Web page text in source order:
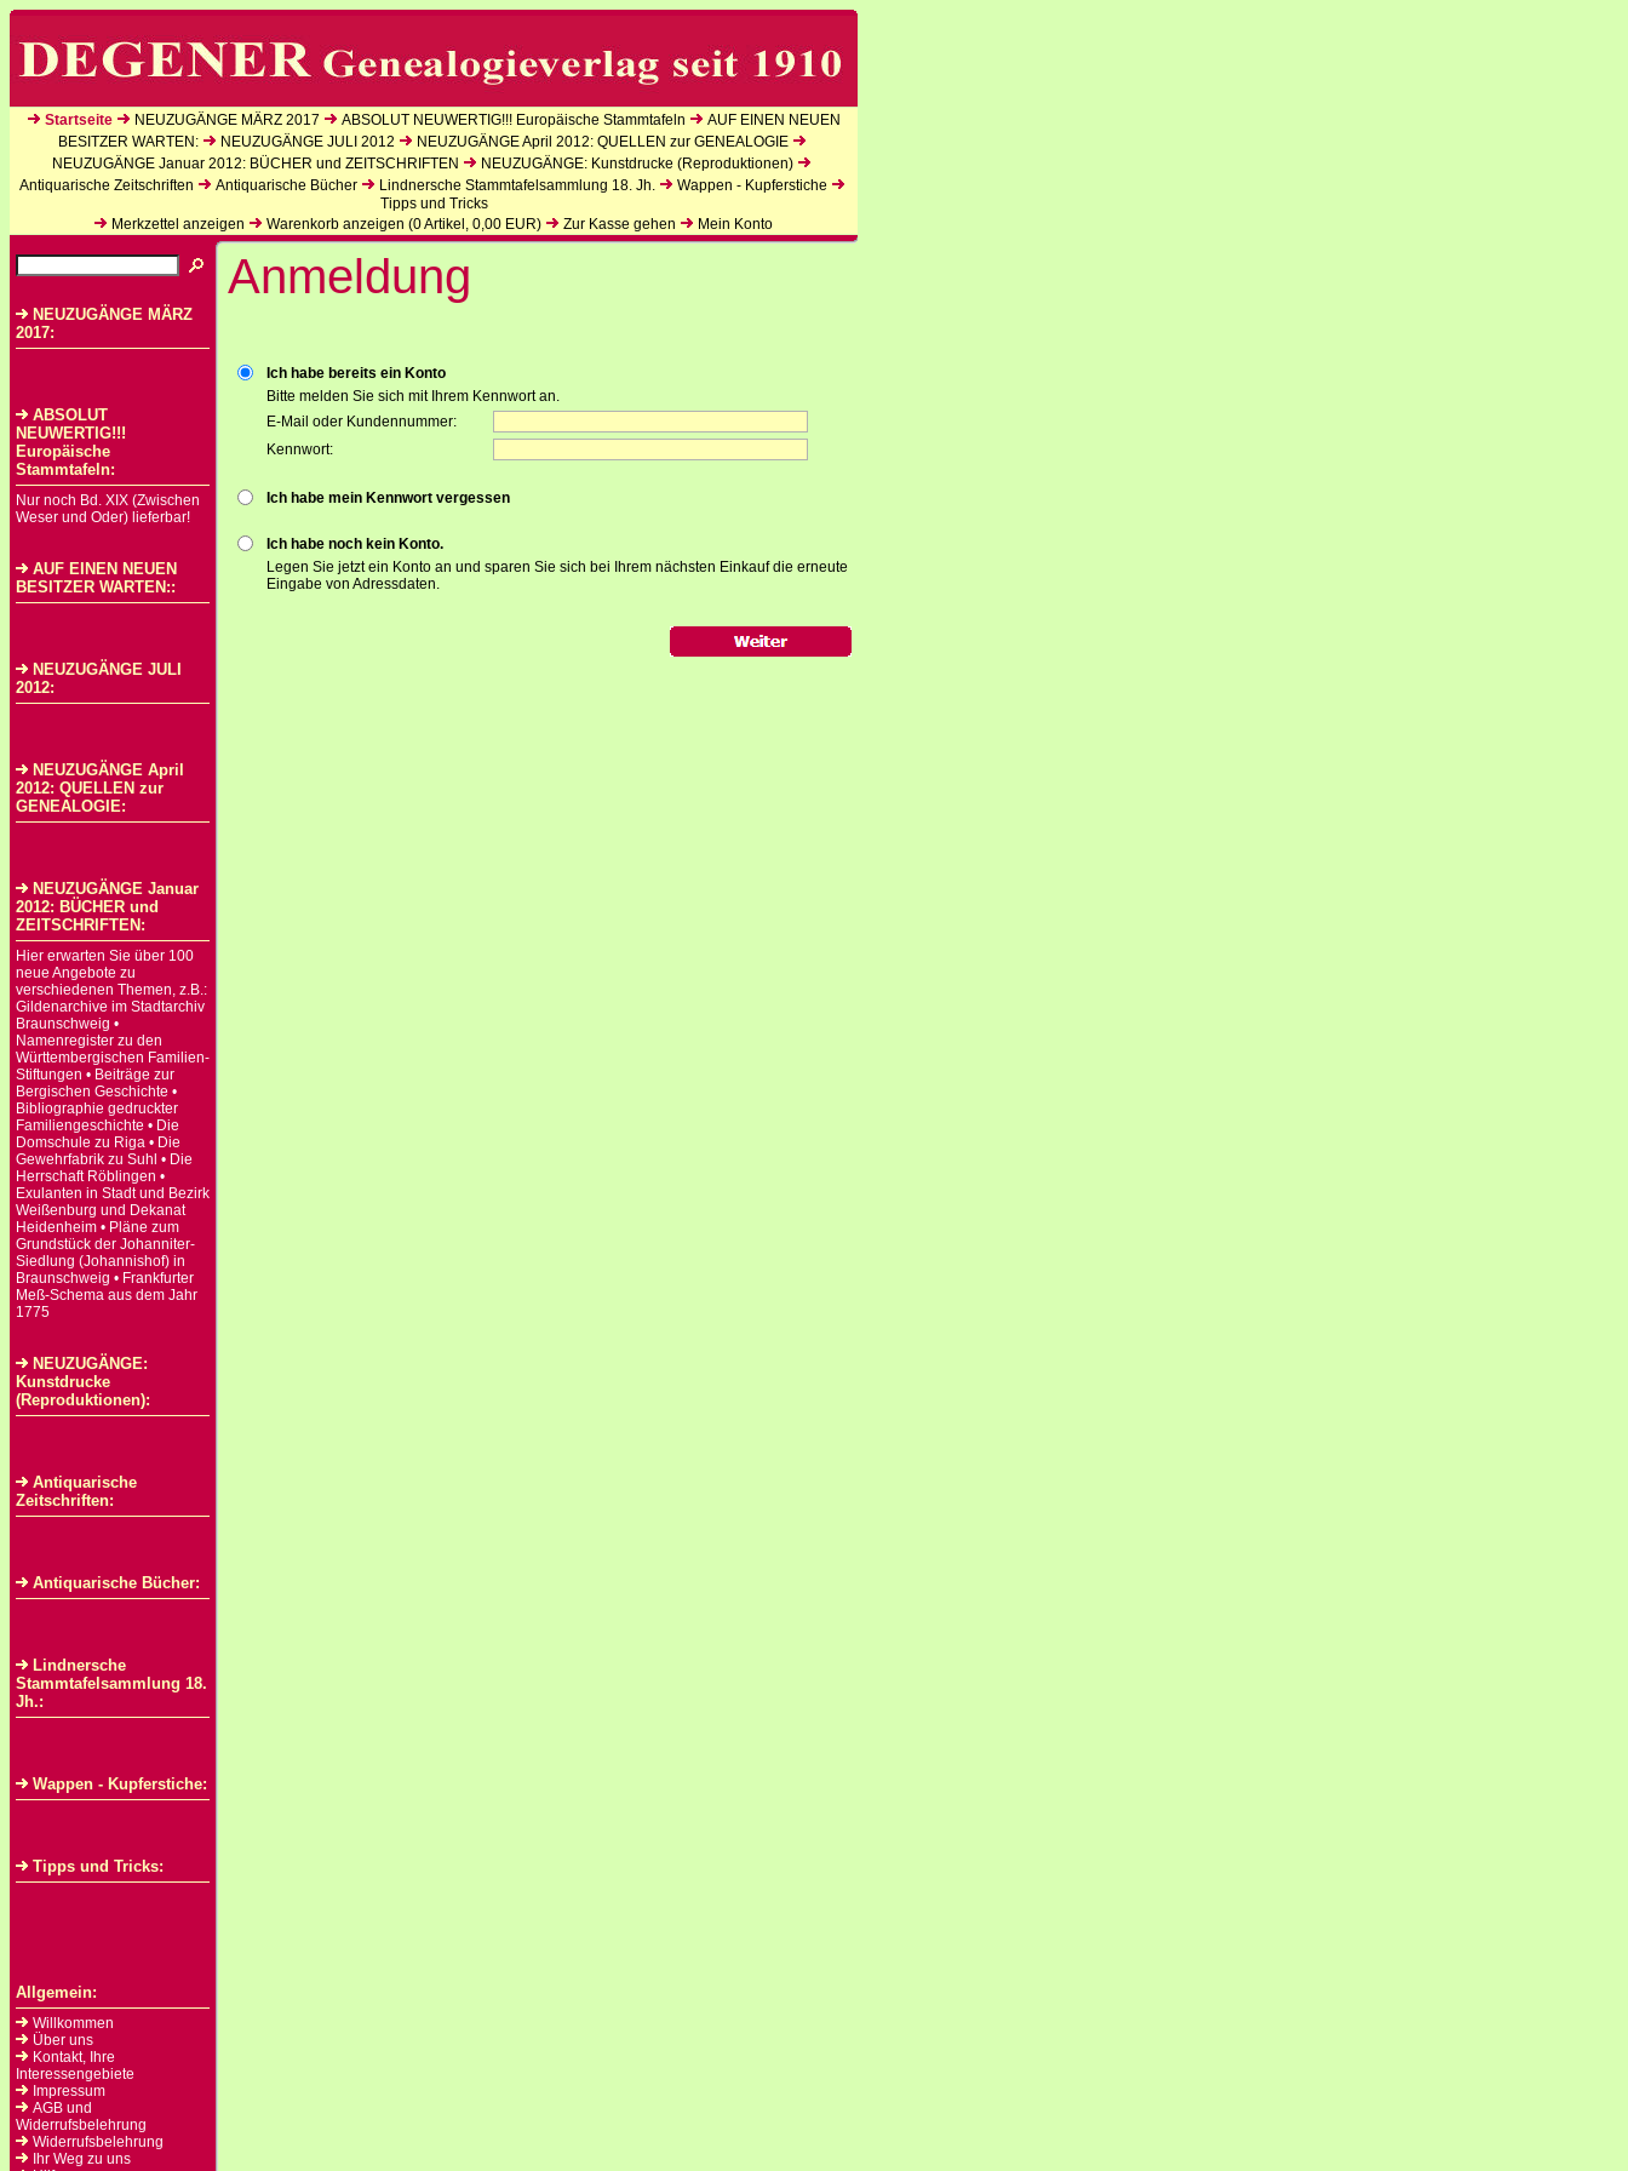
Startseite NEUZUGÄNGE MÄRZ 2017 ABSOLUT NEUWERTIG!!! Europäische Stammtafeln
AUF EINEN NEUEN
BESITZER WARTEN:
NEUZUGÄNGE JULI 2012
NEUZUGÄNGE April 2012: QUELLEN zur GENEALOGIE
NEUZUGÄNGE Januar 2012: BÜCHER und ZEITSCHRIFTEN
NEUZUGÄNGE: Kunstdrucke (Reproduktionen)
Antiquarische Zeitschriften
Antiquarische Bücher Lindnersche Stammtafelsammlung 18. Jh.
Wappen - Kupferstiche
Tipps und Tricks
Merkzettel anzeigen
Warenkorb anzeigen (0Artikel, 0,00 EUR) Zur Kasse gehen Mein Konto
NEUZUGÄNGE MÄRZ
2017:
ABSOLUT
NEUWERTIG!!!
Europäische
Stammtafeln:
Nur noch Bd. XIX (Zwischen
Weser und Oder) lieferbar!
AUF EINEN NEUEN
BESITZER WARTEN::
NEUZUGÄNGE JULI
2012:
NEUZUGÄNGE April
2012: QUELLEN zur
GENEALOGIE:
NEUZUGÄNGE Januar
2012: BÜCHER und
ZEITSCHRIFTEN:
Hier erwarten Sie über 100
neue Angebote zu
verschiedenen Themen, z.B.:
Gildenarchive im Stadtarchiv
Braunschweig •
Namenregister zu den
Württembergischen Familien-
Stiftungen • Beiträge zur
Bergischen Geschichte •
Bibliographie gedruckter
Familiengeschichte • Die
Domschule zu Riga • Die
Gewehrfabrik zu Suhl • Die
Herrschaft Röblingen •
Exulanten in Stadt und Bezirk
Weißenburg und Dekanat
Heidenheim • Pläne zum
Grundstück der Johanniter-
Siedlung (Johannishof) in
Braunschweig • Frankfurter
Meß-Schema aus dem Jahr
1775
NEUZUGÄNGE:
Kunstdrucke
(Reproduktionen):
Antiquarische
Zeitschriften:
Antiquarische Bücher:
Lindnersche
Stammtafelsammlung 18.
Jh.:
Wappen - Kupferstiche:
Tipps und Tricks:
Allgemein:
Willkommen
Über uns
Kontakt, Ihre
Interessengebiete
Impressum
AGB und
Widerrufsbelehrung
Widerrufsbelehrung
Ihr Weg zu uns
Anmeldung
Ich habe bereits ein Konto
Bitte melden Sie sich mit Ihrem Kennwort an.
E-Mail oder Kundennummer:
Kennwort:
Ich habe mein Kennwort vergessen
Ich habe noch kein Konto.
Legen Sie jetzt ein Konto an und sparen Sie sich bei Ihrem nächsten Einkauf die erneute
Eingabe von Adressdaten.